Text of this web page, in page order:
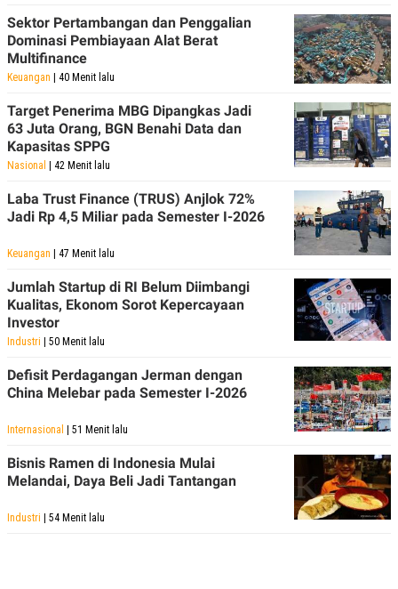
Sektor Pertambangan dan Penggalian
Dominasi Pembiayaan Alat Berat
Multifinance
Keuangan | 40 Menit lalu
Target Penerima MBG Dipangkas Jadi
63 Juta Orang, BGN Benahi Data dan
Kapasitas SPPG
Nasional | 42 Menit lalu
Laba Trust Finance (TRUS) Anjlok 72%
Jadi Rp 4,5 Miliar pada Semester I-2026
Keuangan | 47 Menit lalu
Jumlah Startup di RI Belum Diimbangi
Kualitas, Ekonom Sorot Kepercayaan
Investor
Industri | 50 Menit lalu
Defisit Perdagangan Jerman dengan
China Melebar pada Semester I-2026
Internasional | 51 Menit lalu
Bisnis Ramen di Indonesia Mulai
Melandai, Daya Beli Jadi Tantangan
Industri | 54 Menit lalu